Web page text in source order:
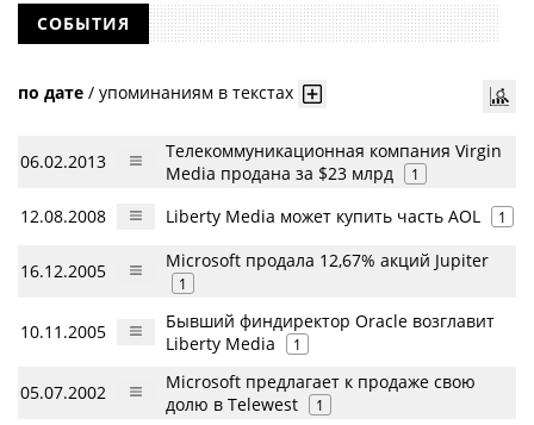
СОБЫТИЯ
по дате / упоминаниям в текстах
06.02.2013
Телекоммуникационная компания Virgin
Media продана за $23 млрд
1
12.08.2008 Liberty Media может купить часть AOL 1
16.12.2005 Microsoft продала 12,67% акций Jupiter
1
10.11.2005
Бывший финдиректор Oracle возглавит
Liberty Media
1
05.07.2002
Microsoft предлагает к продаже свою
долю в Telewest
1